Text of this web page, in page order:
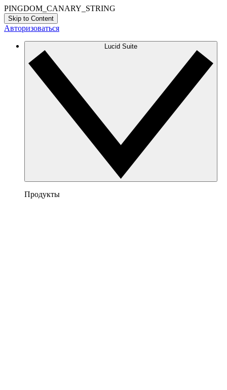
PINGDOM_CANARY_STRING
Skip to Content
Авторизоваться
Lucid Suite
Продукты